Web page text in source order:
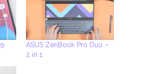
ASUS ZenBook Pro Duo –
2 in 1